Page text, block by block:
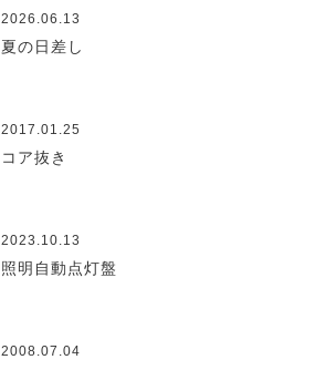
2026.06.13
夏の日差し
2017.01.25
コア抜き
2023.10.13
照明自動点灯盤
2008.07.04